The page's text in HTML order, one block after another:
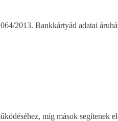
2013. Bankkártyád adatai
míg mások segítenek